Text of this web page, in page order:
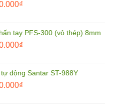
₫Giá
là:
2.790.000₫.
tay PFS-300 (vỏ thép) 8mm
₫Giá
là:
1.800.000₫.
động Santar ST-988Y
₫Giá